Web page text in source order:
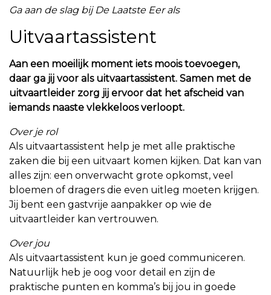
Ga aan de slag bij De Laatste Eer als
Uitvaartassistent
Aan een moeilijk moment iets moois toevoegen,
daar ga jij voor als uitvaartassistent. Samen met de
uitvaartleider zorg jij ervoor dat het afscheid van
iemands naaste vlekkeloos verloopt.
Over je rol
Als uitvaartassistent help je met alle praktische
zaken die bij een uitvaart komen kijken. Dat kan van
alles zijn: een onverwacht grote opkomst, veel
bloemen of dragers die even uitleg moeten krijgen.
Jij bent een gastvrije aanpakker op wie de
uitvaartleider kan vertrouwen.
Over jou
Als uitvaartassistent kun je goed communiceren.
Natuurlijk heb je oog voor detail en zijn de
praktische punten en komma’s bij jou in goede